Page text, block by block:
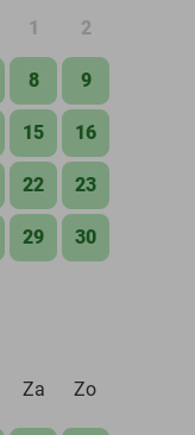
1 2
8 9
15 16
22 23
29 30
Za Zo